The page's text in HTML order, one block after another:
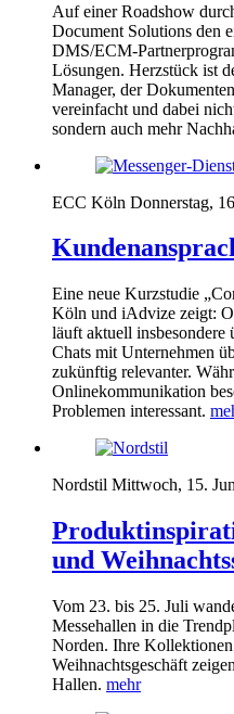
Auf einer Roadshow
Document Solutions den
DMS/ECM-
Lösungen. Herzstück ist
Manager, der
vereinfacht und dabei
sondern auch mehr
ECC Köln Donnerstag,
Eine neue Kurzstudie
Köln und iAdvize zeigt:
läuft aktuell insbesondere
Chats mit Unternehmen
zukünftig relevanter.
Onlinekommunikation
Problemen interessant.
Nordstil Mittwoch, 15.
und
Vom 23. bis 25. Juli
Messehallen in die
Norden. Ihre
Weihnachtsgeschäft
Hallen. mehr